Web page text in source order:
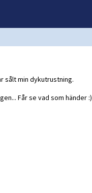
sålt min dykutrustning.
Får se vad som händer :)